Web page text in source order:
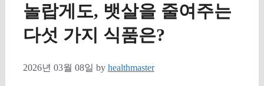
놀랍게도, 뱃살을 줄여주는
다섯 가지 식품은?
2026년 03월 08일 by healthmaster